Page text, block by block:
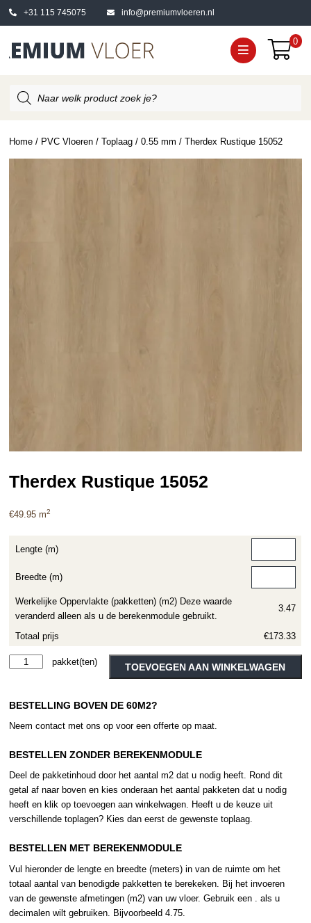
+31 115 745075 info@premiumvloeren.nl
0
zoeken
Home / PVC Vloeren /Toplaag /0.55 mm / Therdex Rustique 15052
Therdex Rustique 15052
€49.95 m2
Lengte (m)
Breedte (m)
Werkelijke Oppervlakte (pakketten) (m2) Deze waarde
veranderd alleen als u de berekenmodule gebruikt.
3.47
Totaal prijs €173.33
Therdex
aantal
TOEVOEGEN AAN WINKELWAGEN
Alternative:
BESTELLING BOVEN DE 60M2?
Neem contact met ons op voor een offerte op maat.
BESTELLEN ZONDER BEREKENMODULE
Deel de pakketinhoud door het aantal m2 dat u nodig heeft. Rond dit
getal af naar boven en kies onderaan het aantal pakketen dat u nodig
heeft en klik op toevoegen aan winkelwagen. Heeft u de keuze uit
verschillende toplagen? Kies dan eerst de gewenste toplaag.
BESTELLEN MET BEREKENMODULE
Vul hieronder de lengte en breedte (meters) in van de ruimte om het
totaal aantal van benodigde pakketten te berekeken. Bij het invoeren
van de gewenste afmetingen (m2) van uw vloer. Gebruik een . als u
decimalen wilt gebruiken. Bijvoorbeeld 4.75.